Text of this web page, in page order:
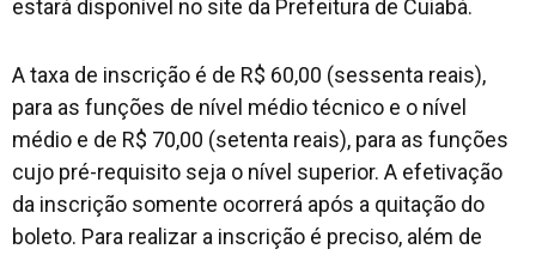
estará disponível no site da Prefeitura de Cuiabá.
A taxa de inscrição é de R$ 60,00 (sessenta reais),
para as funções de nível médio técnico e o nível
médio e de R$ 70,00 (setenta reais), para as funções
cujo pré-requisito seja o nível superior. A efetivação
da inscrição somente ocorrerá após a quitação do
boleto. Para realizar a inscrição é preciso, além de